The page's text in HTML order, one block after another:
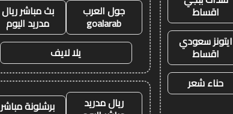
اقساط
ايتونز سعودي
اقساط
حناء شعر
جول العرب
goalarab
بث مباشر ريال
مدريد اليوم
يلا لايف
ريال مدريد برشلونة مباشر